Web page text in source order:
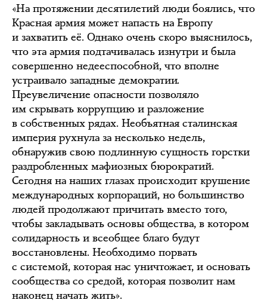
«На протяжении десятилетий люди боялись, что
Красная армия может напасть на Европу
и захватить её. Однако очень скоро выяснилось,
что эта армия подтачивалась изнутри и была
совершенно недееспособной, что вполне
устраивало западные демократии.
Преувеличение опасности позволяло
им скрывать коррупцию и разложение
в собственных рядах. Необъятная сталинская
империя рухнула за несколько недель,
обнаружив свою подлинную сущность горстки
раздробленных мафиозных бюрократий.
Сегодня на наших глазах происходит крушение
международных корпораций, но большинство
людей продолжают причитать вместо того,
чтобы закладывать основы общества, в котором
солидарность и всеобщее благо будут
восстановлены. Необходимо порвать
с системой, которая нас уничтожает, и основать
сообщества со средой, которая позволит нам
наконец начать жить».